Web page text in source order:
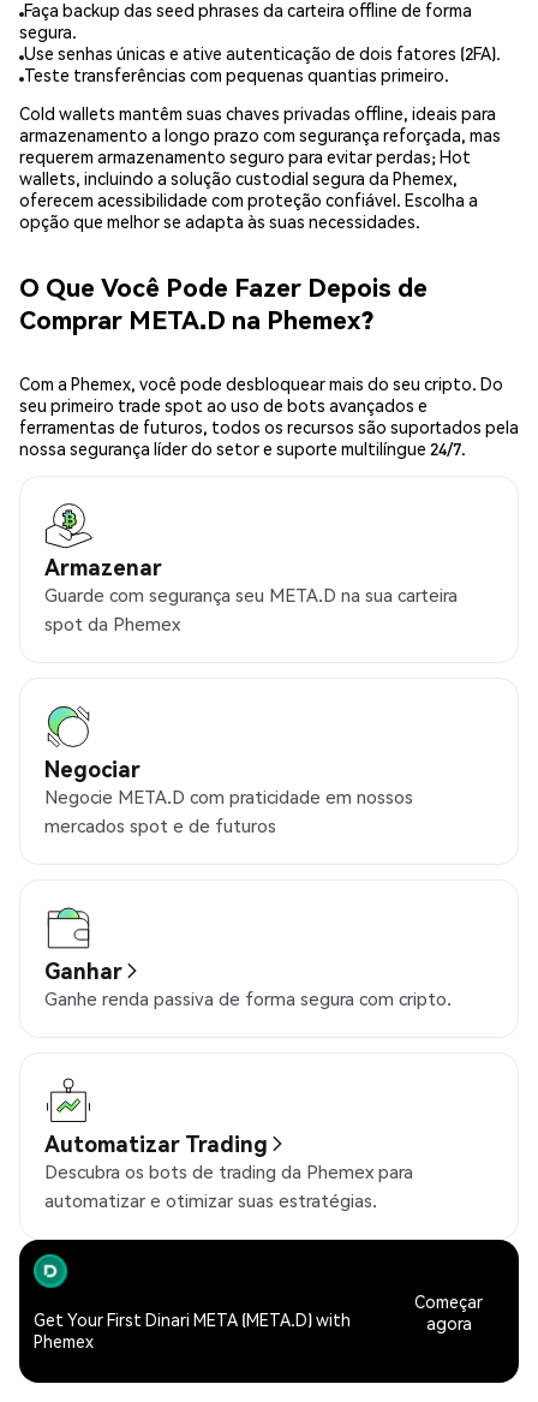
Faça backup das seed phrases da carteira offline de forma
segura.
Use senhas únicas e ative autenticação de dois fatores (2FA).
Teste transferências com pequenas quantias primeiro.
Cold wallets mantêm suas chaves privadas offline, ideais para
armazenamento a longo prazo com segurança reforçada, mas
requerem armazenamento seguro para evitar perdas; Hot
wallets, incluindo a solução custodial segura da Phemex,
oferecem acessibilidade com proteção confiável. Escolha a
opção que melhor se adapta às suas necessidades.
O Que Você Pode Fazer Depois de
Comprar META.D na Phemex?
Com a Phemex, você pode desbloquear mais do seu cripto. Do
seu primeiro trade spot ao uso de bots avançados e
ferramentas de futuros, todos os recursos são suportados pela
nossa segurança líder do setor e suporte multilíngue 24/7.
Armazenar
Guarde com segurança seu META.D na sua carteira
spot da Phemex
Negociar
Negocie META.D com praticidade em nossos
mercados spot e de futuros
Ganhar
Ganhe renda passiva de forma segura com cripto.
Automatizar Trading
Descubra os bots de trading da Phemex para
automatizar e otimizar suas estratégias.
Get Your First Dinari META (META.D) with
Phemex
Começar
agora